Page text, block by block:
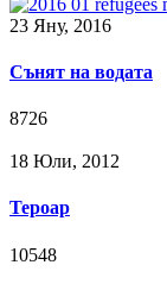
23 Яну, 2016
Сънят на водата
8726
18 Юли, 2012
Тероар
10548